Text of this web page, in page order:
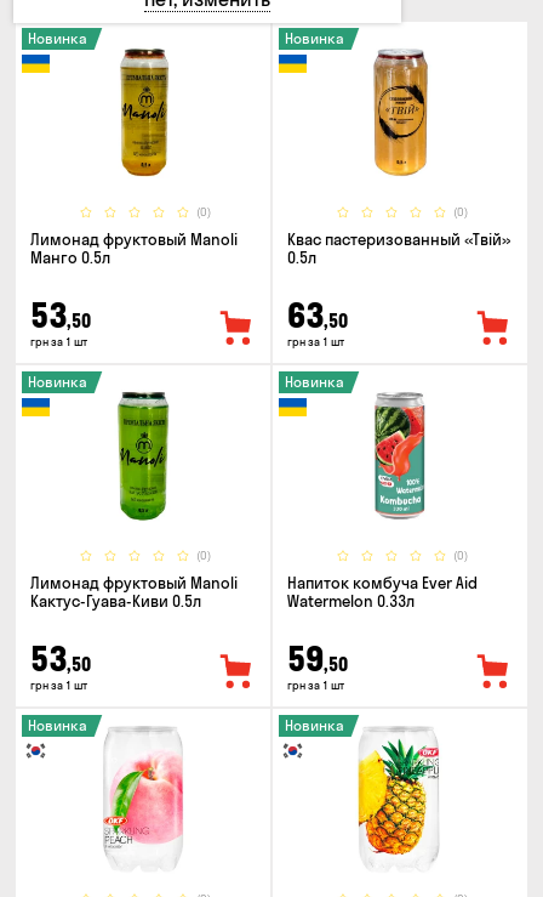
(0)
Новинка
Лимонад фруктовый Manoli
Манго 0.5л
53,50
грн за 1 шт
(0)
Новинка
Квас пастеризованный «Твій»
0.5л
63,50
грн за 1 шт
(0)
Новинка
Лимонад фруктовый Manoli
Кактус-Гуава-Киви 0.5л
53,50
грн за 1 шт
(0)
Новинка
Напиток комбуча Ever Aid
Watermelon 0.33л
59,50
грн за 1 шт
Новинка Новинка